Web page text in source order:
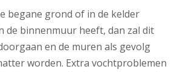
begane grond of in de kelder
de binnenmuur heeft, dan zal dit
en de muren als gevolg
worden. Extra vochtproblemen